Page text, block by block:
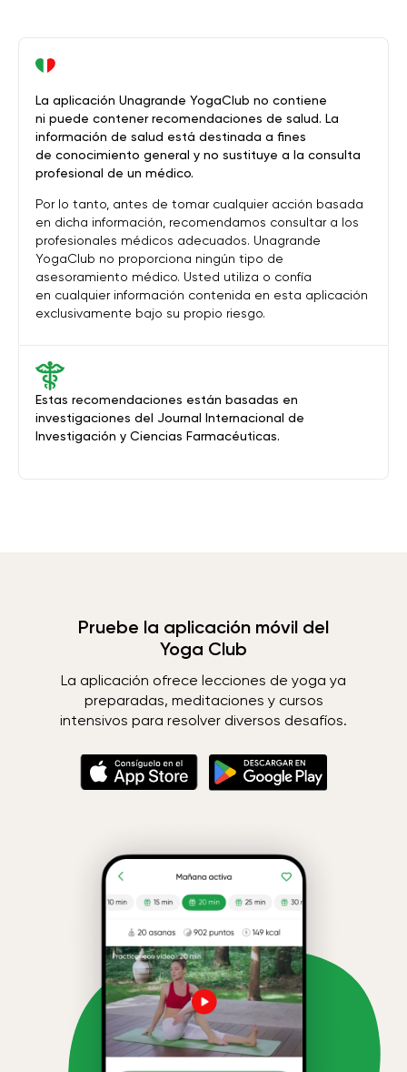
Estas recomendaciones están basadas en
investigaciones del Journal Internacional de
Investigación y Ciencias Farmacéuticas.
La aplicación Unagrande YogaClub no contiene
ni puede contener recomendaciones de salud. La
información de salud está destinada a fines
de conocimiento general y no sustituye a la consulta
profesional de un médico.
Por lo tanto, antes de tomar cualquier acción basada
en dicha información, recomendamos consultar a los
profesionales médicos adecuados. Unagrande
YogaClub no proporciona ningún tipo de
asesoramiento médico. Usted utiliza o confía
en cualquier información contenida en esta aplicación
exclusivamente bajo su propio riesgo.
Pruebe la aplicación móvil del
Yoga Club
La aplicación ofrece lecciones de yoga ya
preparadas, meditaciones y cursos
intensivos para resolver diversos desafíos.